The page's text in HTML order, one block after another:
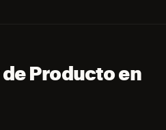
Producto en